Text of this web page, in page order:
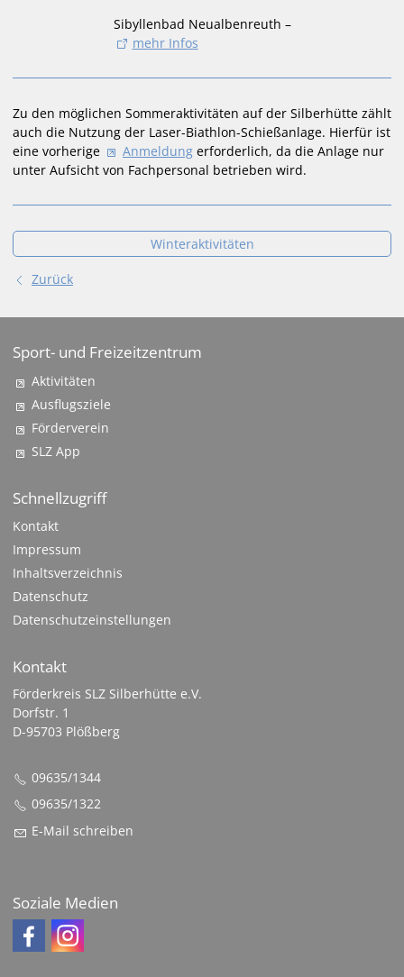
Sibyllenbad Neualbenreuth –
mehr Infos
Zu den möglichen Sommeraktivitäten auf der Silberhütte zählt
auch die Nutzung der Laser-Biathlon-Schießanlage. Hierfür ist
eine vorherige
Anmeldung erforderlich, da die Anlage nur
unter Aufsicht von Fachpersonal betrieben wird.
Winteraktivitäten
Zurück
Sport- und Freizeitzentrum
Aktivitäten
Ausflugsziele
Förderverein
SLZ App
Schnellzugriff
Kontakt
Impressum
Inhaltsverzeichnis
Datenschutz
Datenschutzeinstellungen
Kontakt
Förderkreis SLZ Silberhütte e.V.
Dorfstr. 1
D-95703 Plößberg
09635/1344
09635/1322
E-Mail schreiben
Soziale Medien